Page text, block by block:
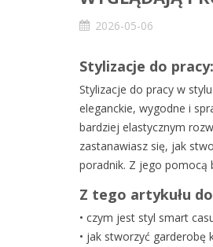
2026-05-06
Stylizacje do
Stylizacje do pracy w
eleganckie, wygodne i
bardziej elastycznym
zastanawiasz się, jak
poradnik. Z jego pomocą
Z tego artykułu
• czym jest styl smart
• jak stworzyć garderobę